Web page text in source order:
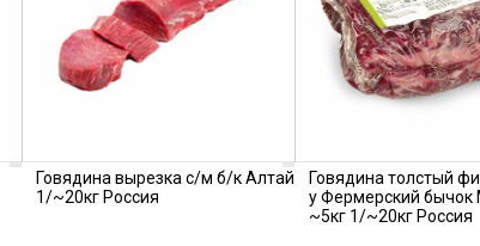
Говядина вырезка с/м б/к Алтай
1/~20кг Россия
Говядина толстый
у Фермерский бычок
~5кг 1/~20кг Россия